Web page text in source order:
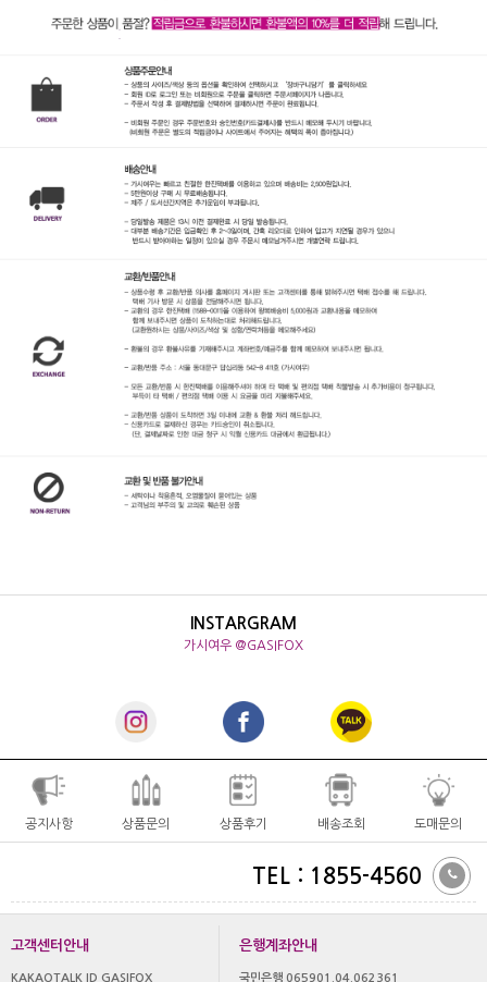
INSTARGRAM
가시여우 @GASIFOX
공지사항 상품문의 상품후기 배송조회 도매문의
TEL : 1855-4560
고객센터안내
KAKAOTALK ID GASIFOX
은행계좌안내
국민은행 065901.04.062361